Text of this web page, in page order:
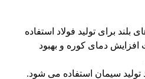
بلند برای تولید فولاد استفاده
دمای کوره و بهبود
تولید سیمان استفاده می شود.